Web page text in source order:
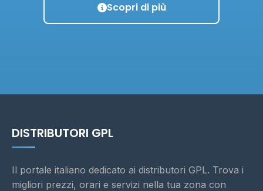
Scopri di più
DISTRIBUTORI GPL
Il portale italiano dedicato ai distributori GPL. Trova i
migliori prezzi, orari e servizi nella tua zona con